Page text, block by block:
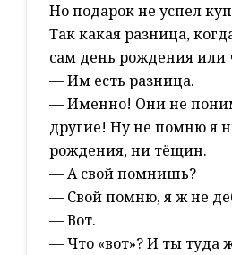
Но подарок не успел
Так какая разница,
сам день рождения или
— Им есть разница.
— Именно! Они не
другие! Ну не помню я
рождения, ни тёщин.
— А свой помнишь?
— Свой помню, я ж не
— Вот.
— Что «вот»? И ты туда